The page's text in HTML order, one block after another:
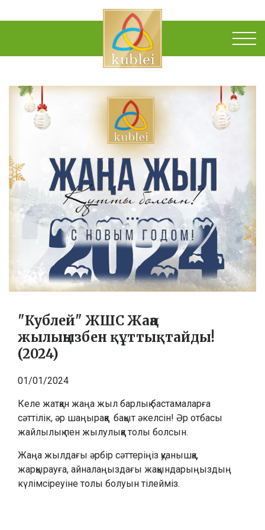
"Кублей" ЖШС Жаңа
жылыңызбен құттықтайды!
(2024)
01/01/2024
Келе жатқан жаңа жыл барлық бастамаларға
сәттілік, әр шаңыраққа бақыт әкелсін! Әр отбасы
жайлылық пен жылулыққа толы болсын.
Жаңа жылдағы әрбір сәттеріңіз қуанышқа,
жарқырауға, айналаңыздағы жақындарыңыздың
күлімсіреуіне толы болуын тілейміз.